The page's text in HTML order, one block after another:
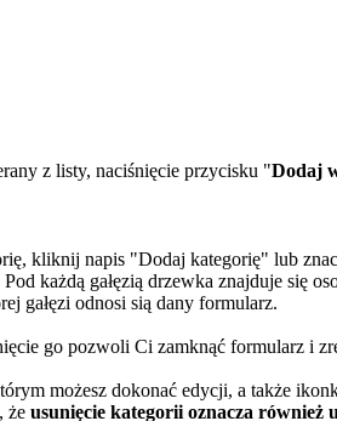
z listy, naciśnięcie przycisku "Dodaj
kliknij napis "Dodaj kategorię" lub
każdą gałęzią drzewka znajduje się
gałęzi odnosi sią dany formularz.
go pozwoli Ci zamknąć formularz i
możesz dokonać edycji, a także
że usunięcie kategorii oznacza